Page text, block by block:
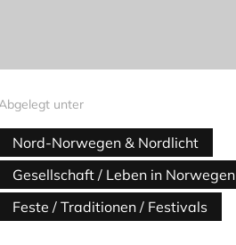
unter
Nord-Norwegen & Nordlicht
Gesellschaft / Leben in Norwegen
Feste / Traditionen / Festivals